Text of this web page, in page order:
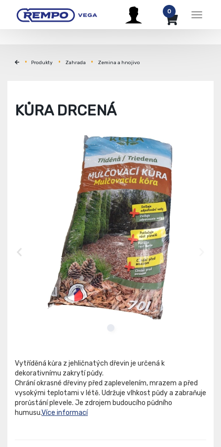
Menu
0
Produkty Zahrada Zemina a hnojivo
KŮRA DRCENÁ
Vytříděná kůra z jehličnatých dřevin je určená k
dekorativnímu zakrytí půdy.
Chrání okrasné dřeviny před zaplevelením, mrazem a před
vysokými teplotami v létě. Udržuje vlhkost půdy a zabraňuje
prorůstání plevele. Je zdrojem budoucího půdního
humusu.Více informací